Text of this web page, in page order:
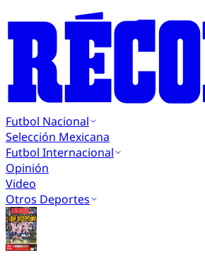
Futbol Nacional
Selección Mexicana
Futbol Internacional
Opinión
Video
Otros Deportes